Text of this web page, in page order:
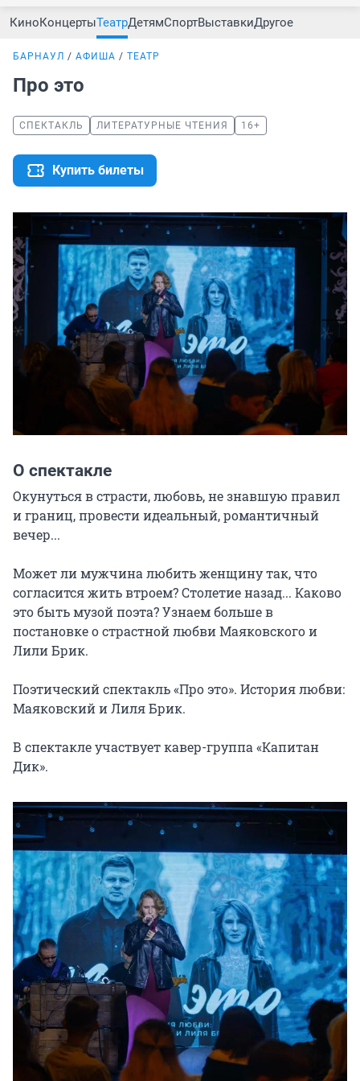
КиноКонцертыТеатрДетямСпортВыставкиДругое
БАРНАУЛ АФИША ТЕАТР
Про это
СПЕКТАКЛЬ ЛИТЕРАТУРНЫЕ ЧТЕНИЯ 16+
Купить билеты
О спектакле
Окунуться в страсти, любовь, не знавшую правил
и границ, провести идеальный, романтичный
вечер...
Может ли мужчина любить женщину так, что
согласится жить втроем? Столетие назад... Каково
это быть музой поэта? Узнаем больше в
постановке о страстной любви Маяковского и
Лили Брик.
Поэтический спектакль «Про это». История любви:
Маяковский и Лиля Брик.
В спектакле участвует кавер-группа «Капитан
Дик».